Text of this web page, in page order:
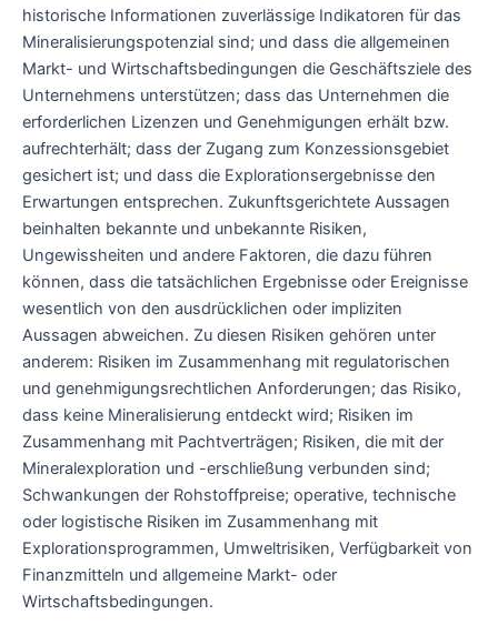
historische Informationen zuverlässige Indikatoren für das
Mineralisierungspotenzial sind; und dass die allgemeinen
Markt- und Wirtschaftsbedingungen die Geschäftsziele des
Unternehmens unterstützen; dass das Unternehmen die
erforderlichen Lizenzen und Genehmigungen erhält bzw.
aufrechterhält; dass der Zugang zum Konzessionsgebiet
gesichert ist; und dass die Explorationsergebnisse den
Erwartungen entsprechen. Zukunftsgerichtete Aussagen
beinhalten bekannte und unbekannte Risiken,
Ungewissheiten und andere Faktoren, die dazu führen
können, dass die tatsächlichen Ergebnisse oder Ereignisse
wesentlich von den ausdrücklichen oder impliziten
Aussagen abweichen. Zu diesen Risiken gehören unter
anderem: Risiken im Zusammenhang mit regulatorischen
und genehmigungsrechtlichen Anforderungen; das Risiko,
dass keine Mineralisierung entdeckt wird; Risiken im
Zusammenhang mit Pachtverträgen; Risiken, die mit der
Mineralexploration und -erschließung verbunden sind;
Schwankungen der Rohstoffpreise; operative, technische
oder logistische Risiken im Zusammenhang mit
Explorationsprogrammen, Umweltrisiken, Verfügbarkeit von
Finanzmitteln und allgemeine Markt- oder
Wirtschaftsbedingungen.